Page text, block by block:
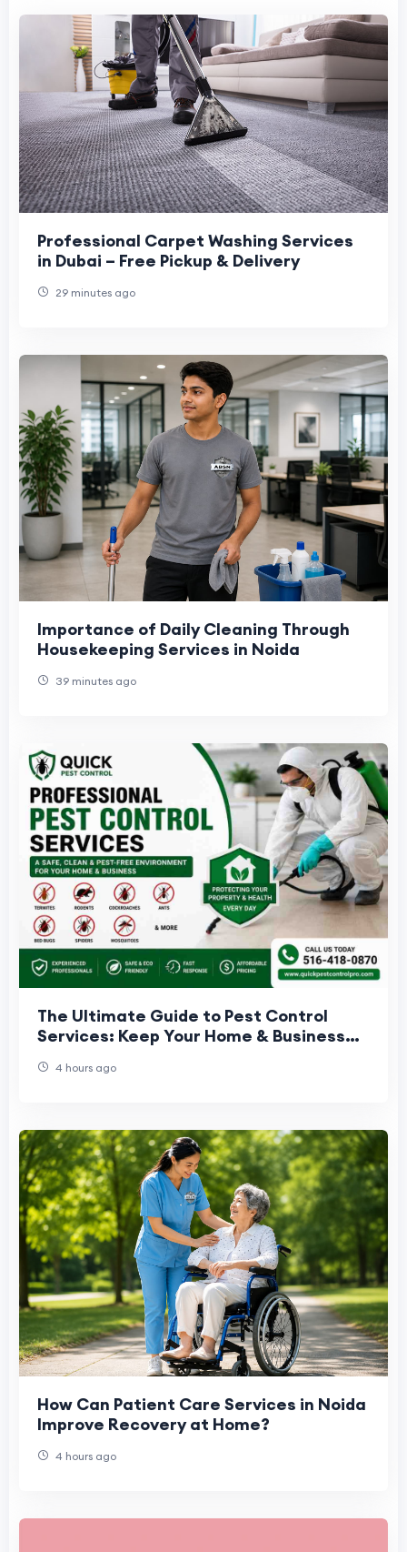
Professional Carpet Washing Services
in Dubai – Free Pickup & Delivery
29 minutes ago
Importance of Daily Cleaning Through
Housekeeping Services in Noida
39 minutes ago
The Ultimate Guide to Pest Control
Services: Keep Your Home & Business
4 hours ago
How Can Patient Care Services in Noida
Improve Recovery at Home?
4 hours ago